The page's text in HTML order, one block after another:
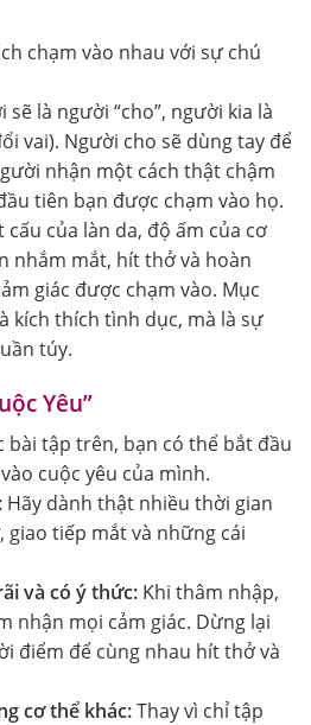
chạm vào nhau với sự chú
sẽ là người “cho”, người kia là
vai). Người cho sẽ dùng tay để
nhận một cách thật chậm
tiên bạn được chạm vào họ.
của làn da, độ ấm của cơ
nhắm mắt, hít thở và hoàn
giác được chạm vào. Mục
kích thích tình dục, mà là sự
túy.
Yêu”
bài tập trên, bạn có thể bắt đầu
cuộc yêu của mình.
Hãy dành thật nhiều thời gian
giao tiếp mắt và những cái
và có ý thức: Khi thâm nhập,
nhận mọi cảm giác. Dừng lại
điểm để cùng nhau hít thở và
cơ thể khác:Thay vì chỉ tập